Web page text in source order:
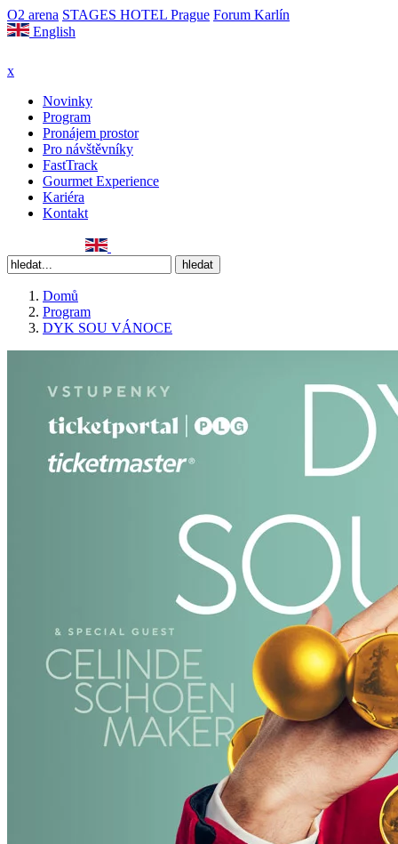
O2 arena STAGES HOTEL Prague Forum Karlín
English
x
Novinky
Program
Pronájem prostor
Pro návštěvníky
FastTrack
Gourmet Experience
Kariéra
Kontakt
Domů
Program
DYK SOU VÁNOCE